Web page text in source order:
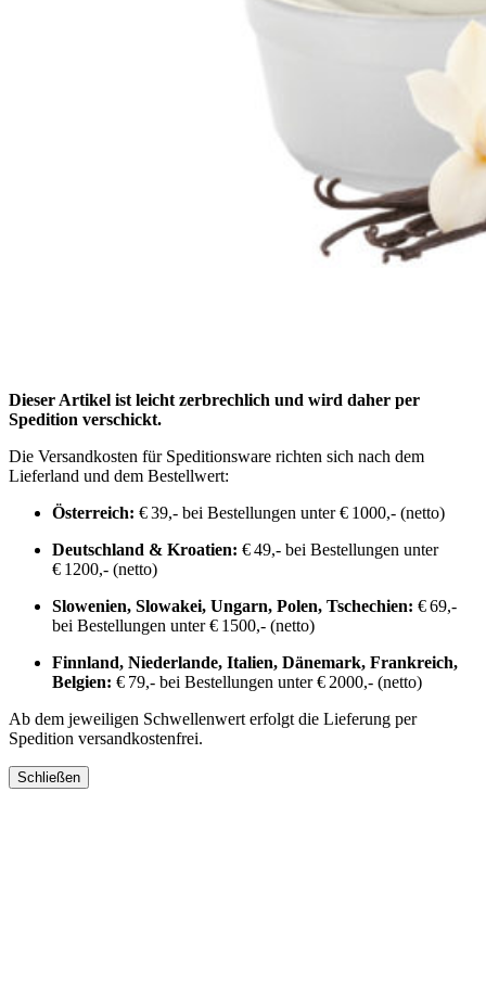
Dieser Artikel ist leicht zerbrechlich und wird daher per
Spedition verschickt.
Die Versandkosten für Speditionsware richten sich nach dem
Lieferland und dem Bestellwert:
Österreich: € 39,- bei Bestellungen unter € 1000,- (netto)
Deutschland & Kroatien: € 49,- bei Bestellungen unter
€ 1200,- (netto)
Slowenien, Slowakei, Ungarn, Polen, Tschechien: € 69,-
bei Bestellungen unter € 1500,- (netto)
Finnland, Niederlande, Italien, Dänemark, Frankreich,
Belgien: € 79,- bei Bestellungen unter € 2000,- (netto)
Ab dem jeweiligen Schwellenwert erfolgt die Lieferung per
Spedition versandkostenfrei.
Schließen